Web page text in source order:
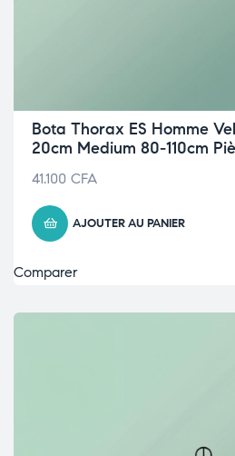
Bota Thorax ES Homme
20cm Medium 80-110cm
41.100 CFA
AJOUTER AU PANIER
Comparer